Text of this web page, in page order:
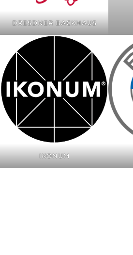
DRESDNER BACKHAUS
IKONUM